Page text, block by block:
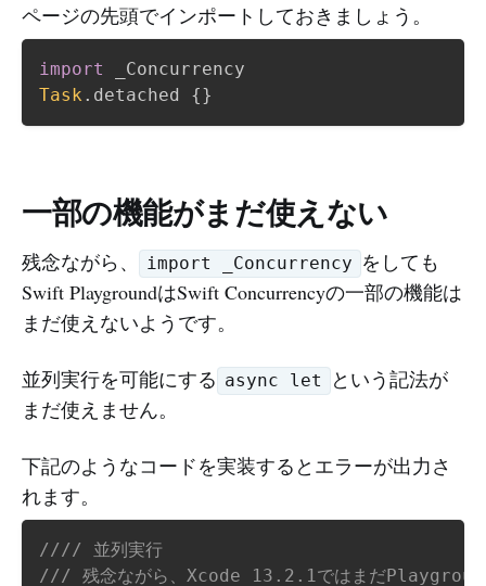
ページの先頭でインポートしておきましょう。
import
Task . detached {}
一部の機能がまだ使えない
残念ながら、 import _Concurrency をしても
Swift PlaygroundはSwift Concurrencyの一部の機能は
まだ使えないようです。
並列実行を可能にする async let
という記法が
まだ使えません。
下記のようなコードを実装するとエラーが出力さ
れます。
//// 並列実行
/// 残念ながら、Xcode 13.2.1ではまだ